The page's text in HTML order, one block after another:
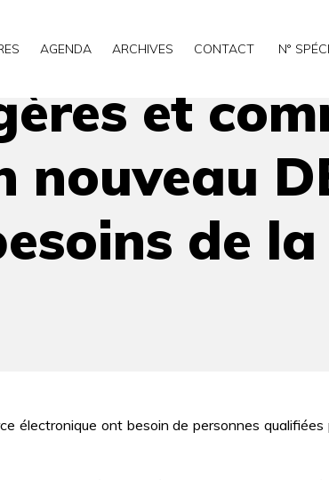
AGENDA ARCHIVES CONTACT N°
» Un nouveau DESS (Bac + 5) qui répond
et
nouveau
de
électronique ont besoin de personnes